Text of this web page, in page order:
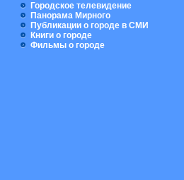
Городское телевидение
Панорама Мирного
Публикации о городе в СМИ
Книги о городе
Фильмы о городе